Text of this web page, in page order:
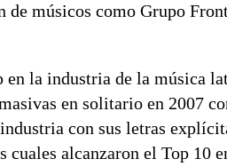
músicos como Grupo
la industria de la música
en solitario en 2007
con sus letras
alcanzaron el Top 10